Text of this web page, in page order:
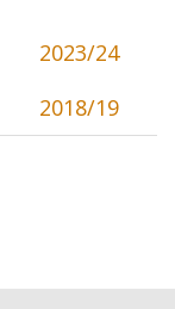
2023/24
2018/19